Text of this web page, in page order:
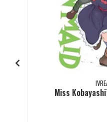
Miss